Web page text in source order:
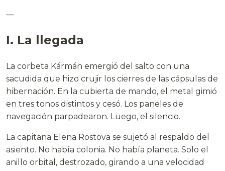
—
I. La llegada
La corbeta Kármán emergió del salto con una
sacudida que hizo crujir los cierres de las cápsulas de
hibernación. En la cubierta de mando, el metal gimió
en tres tonos distintos y cesó. Los paneles de
navegación parpadearon. Luego, el silencio.
La capitana Elena Rostova se sujetó al respaldo del
asiento. No había colonia. No había planeta. Solo el
anillo orbital, destrozado, girando a una velocidad